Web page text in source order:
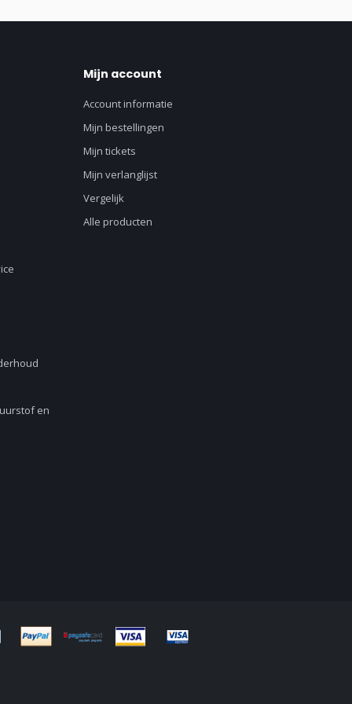
en
Mijn account
Account informatie
Mijn bestellingen
Mijn tickets
Mijn verlanglijst
Vergelijk
Alle producten